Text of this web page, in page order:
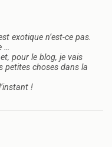
exotique n’est-ce pas.
…
pour le blog, je vais
petites choses dans la
!